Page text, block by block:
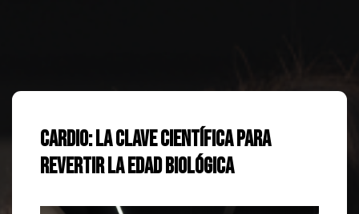
Cardio: la clave científica para
revertir la edad biológica